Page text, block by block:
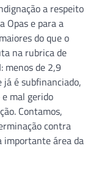
a respeito
Opas e para a
do que o
na rubrica de
menos de 2,9
é subfinanciado,
mal gerido
Contamos,
contra
importante área da